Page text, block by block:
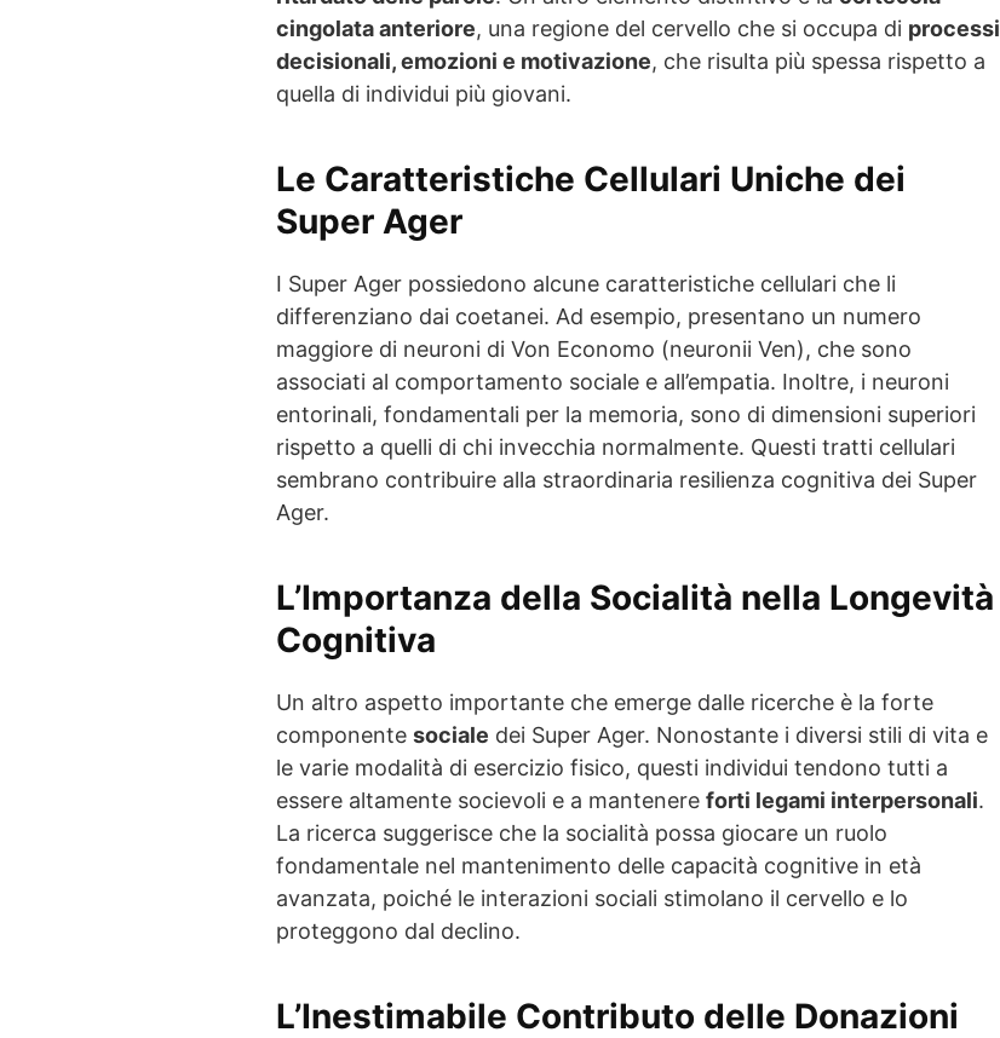
cingolata anteriore, una regione del cervello che si occupa di processi
decisionali, emozioni e motivazione, che risulta più spessa rispetto a
quella di individui più giovani.
Le Caratteristiche Cellulari Uniche dei
Super Ager
I Super Ager possiedono alcune caratteristiche cellulari che li
differenziano dai coetanei. Ad esempio, presentano un numero
maggiore di neuroni di Von Economo (neuronii Ven), che sono
associati al comportamento sociale e all’empatia. Inoltre, i neuroni
entorinali, fondamentali per la memoria, sono di dimensioni superiori
rispetto a quelli di chi invecchia normalmente. Questi tratti cellulari
sembrano contribuire alla straordinaria resilienza cognitiva dei Super
Ager.
L’Importanza della Socialità nella Longevità
Cognitiva
Un altro aspetto importante che emerge dalle ricerche è la forte
componente sociale dei Super Ager. Nonostante i diversi stili di vita e
le varie modalità di esercizio fisico, questi individui tendono tutti a
essere altamente socievoli e a mantenere forti legami interpersonali.
La ricerca suggerisce che la socialità possa giocare un ruolo
fondamentale nel mantenimento delle capacità cognitive in età
avanzata, poiché le interazioni sociali stimolano il cervello e lo
proteggono dal declino.
L’Inestimabile Contributo delle Donazioni